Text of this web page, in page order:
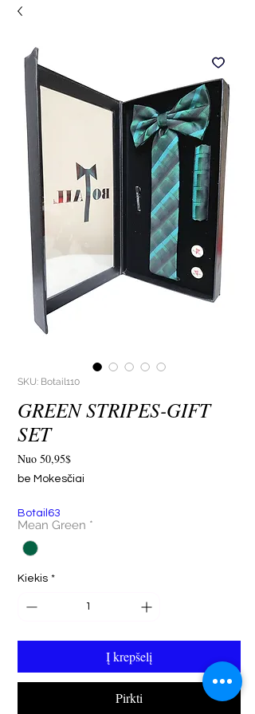
SKU: Botail110
GREEN STRIPES-GIFT
SET
Nuo 50,95$Pardavimo
kaina
be Mokesčiai
Botail63
Mean Green *
Kiekis *
Į krepšelį
Pirkti